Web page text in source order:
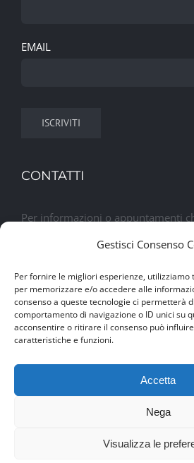
Gestisci Consenso
Per fornire le migliori esperienze, utilizziamo
per memorizzare e/o accedere alle
consenso a queste tecnologie ci permetterà
comportamento di navigazione o ID unici su
acconsentire o ritirare il consenso può
caratteristiche e funzioni.
Accetta
Nega
Visualizza le
EMAIL
CONTATTI
Per informazioni o appuntamenti
messaggio. Sarete contattati al più
Lasciaci un messaggio
© Copyright 2017 - 2026 | Drexim Srl |